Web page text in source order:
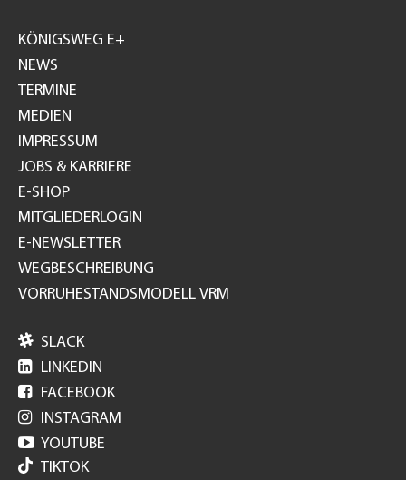
GH
KÖNIGSWEG E+
NEWS
TERMINE
MEDIEN
IMPRESSUM
JOBS & KARRIERE
E-SHOP
MITGLIEDERLOGIN
E-NEWSLETTER
WEGBESCHREIBUNG
VORRUHESTANDSMODELL VRM
 SLACK
 LINKEDIN
 FACEBOOK
 INSTAGRAM
 YOUTUBE
TIKTOK